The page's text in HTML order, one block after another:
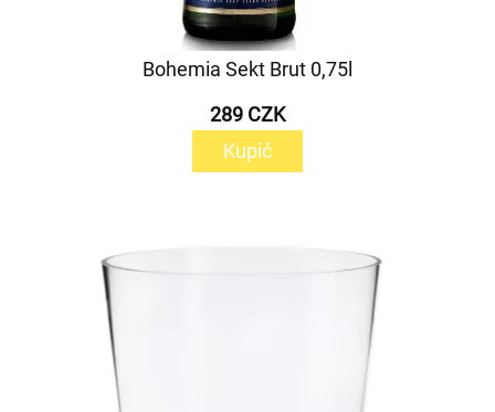
Bohemia Sekt Brut 0,75l
289 CZK
Kupić